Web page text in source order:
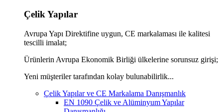
Çelik Yapılar
Avrupa Yapı Direktifine uygun, CE markalaması ile kalitesi
tescilli imalat;
Ürünlerin Avrupa Ekonomik Birliği ülkelerine sorunsuz girişi;
Yeni müşteriler tarafından kolay bulunabilirlik...
Çelik Yapılar ve CE Markalama Danışmanlık
EN 1090 Çelik ve Alüminyum Yapılar